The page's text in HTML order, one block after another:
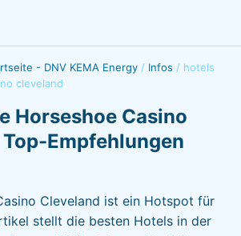
- DNV KEMA Energy / Infos / hotels
cleveland
Horseshoe Casino
Empfehlungen
Cleveland ist ein Hotspot für
stellt die besten Hotels in der